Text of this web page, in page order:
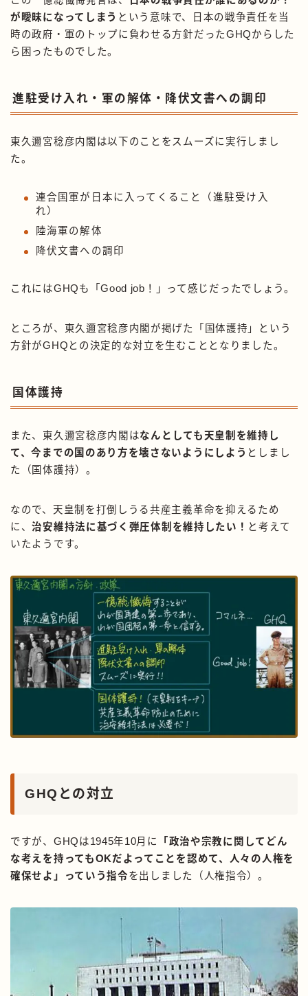
が曖昧になってしまう という意味で、日本の戦争責任を当
時の政府・軍のトップに負わせる方針だったGHQからした
ら困ったものでした。
進駐受け入れ・軍の解体・降伏文書への調印
東久邇宮稔彦内閣は以下のことをスムーズに実行しまし
た。
連合国軍が日本に入ってくること（進駐受け入
れ）
陸海軍の解体
降伏文書への調印
これにはGHQも「Good job！」って感じだったでしょう。
ところが、東久邇宮稔彦内閣が掲げた「国体護持」という
方針がGHQとの決定的な対立を生むこととなりました。
国体護持
また、東久邇宮稔彦内閣はなんとしても天皇制を維持し
て、今までの国のあり方を壊さないようにしよう としまし
た（国体護持）。
なので、天皇制を打倒しうる共産主義革命を抑えるため
に、治安維持法に基づく弾圧体制を維持したい！ と考えて
いたようです。
GHQとの対立
ですが、GHQは1945年10月に
「政治や宗教に関してどん
な考えを持ってもOKだよってことを認めて、人々の人権を
確保せよ」っていう指令を出しました（人権指令）。